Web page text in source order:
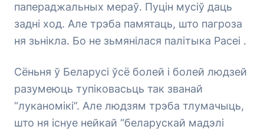
папераджальных мераў. Пуцін мусіў даць
задні ход. Але трэба памятаць, што пагроза
ня зьнікла. Бо не зьмянілася палітыка Расеі .
Сёньня ў Беларусі ўсё болей і болей людзей
разумеюць тупіковасьць так званай
“луканомікі”. Але людзям трэба тлумачыць,
што ня існуе нейкай “беларускай мадэлі